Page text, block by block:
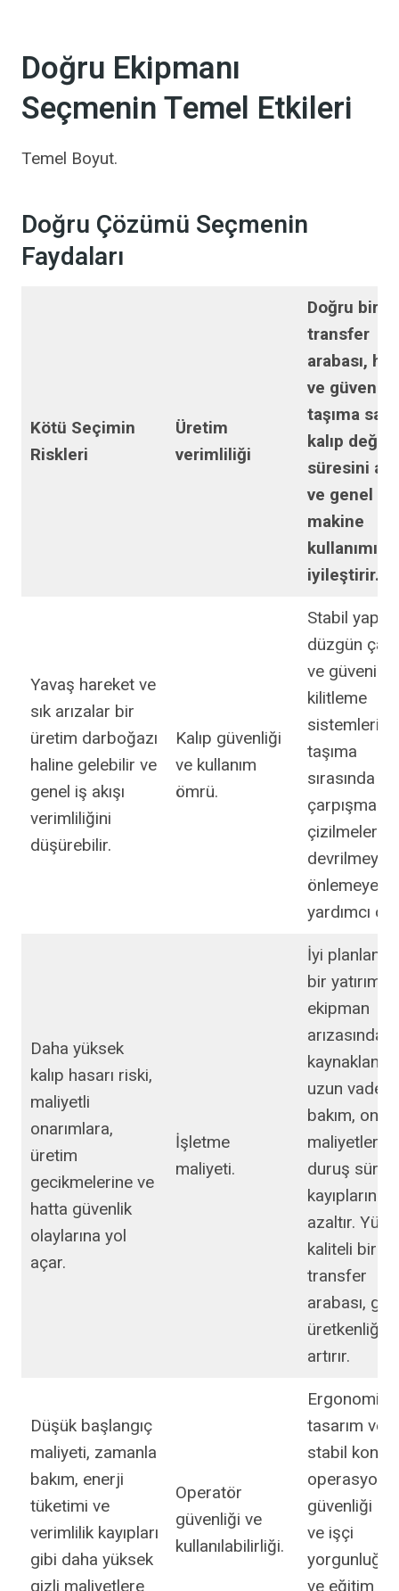
Doğru Ekipmanı
Seçmenin Temel Etkileri
Temel Boyut.
Doğru Çözümü Seçmenin
Faydaları
Kötü Seçimin
Riskleri
Üretim
verimliliği
Doğru bir
transfer
arabası,
ve güvenilir
taşıma
kalıp
süresini
ve genel
makine
kullanımını
iyileştirir.
Yavaş hareket ve
sık arızalar bir
üretim darboğazı
haline gelebilir ve
genel iş akışı
verimliliğini
düşürebilir.
Kalıp güvenliği
ve kullanım
ömrü.
Stabil yapı,
düzgün
ve güvenilir
kilitleme
sistemleri,
taşıma
sırasında
çizilmeleri
devrilmeyi
önlemeye
yardımcı
Daha yüksek
kalıp hasarı riski,
maliyetli
onarımlara,
üretim
gecikmelerine ve
hatta güvenlik
olaylarına yol
açar.
İşletme
maliyeti.
İyi
bir yatırım,
ekipman
arızasından
kaynaklanan
uzun vadeli
bakım,
maliyetlerini
duruş süresi
kayıplarını
azaltır.
kaliteli bir
transfer
arabası,
üretkenliği
artırır.
Düşük başlangıç
maliyeti, zamanla
bakım, enerji
tüketimi ve
verimlilik kayıpları
gibi daha yüksek
gizli maliyetlere
Operatör
güvenliği ve
kullanılabilirliği.
Ergonomik
tasarım ve
stabil
operasyonel
güvenliği
ve işçi
ve eğitim